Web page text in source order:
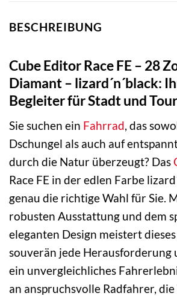
BESCHREIBUNG
Cube Editor Race FE – 28
Diamant – lizard´n´black:
Begleiter für Stadt und Tour
Sie suchen ein Fahrrad, das
Dschungel als auch auf
durch die Natur überzeugt? Das
Race FE in der edlen Farbe
genau die richtige Wahl für Sie.
robusten Ausstattung und dem
eleganten Design meistert
souverän jede Herausforderung
ein unvergleichliches
an anspruchsvolle Radfahrer,